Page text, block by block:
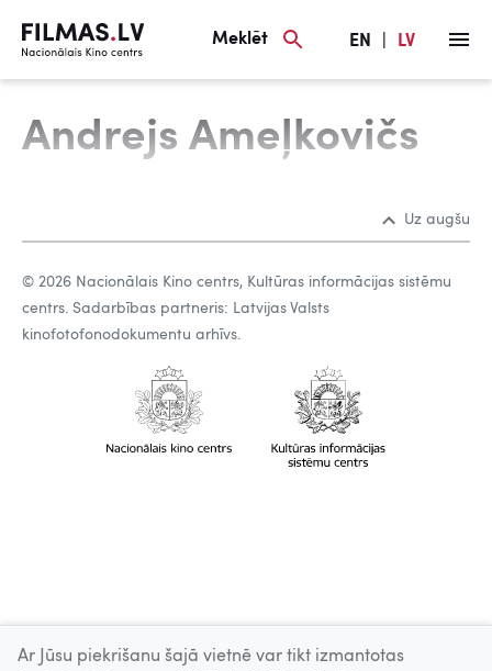
Meklēt EN LV
Andrejs Ameļkovičs
Uz augšu
© 2026 Nacionālais Kino centrs, Kultūras informācijas sistēmu
centrs. Sadarbības partneris: Latvijas Valsts
kinofotofonodokumentu arhīvs.
Ar Jūsu piekrišanu šajā vietnē var tikt izmantotas